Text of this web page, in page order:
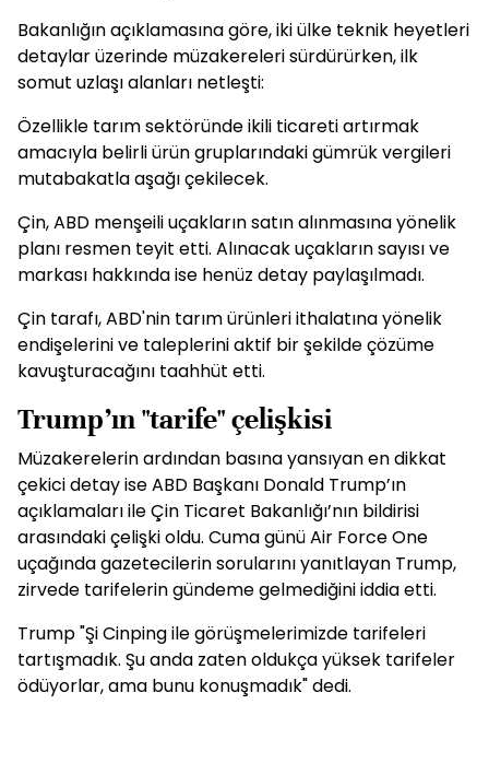
Bakanlığın açıklamasına göre, iki ülke teknik heyetleri
detaylar üzerinde müzakereleri sürdürürken, ilk
somut uzlaşı alanları netleşti:
Özellikle tarım sektöründe ikili ticareti artırmak
amacıyla belirli ürün gruplarındaki gümrük vergileri
mutabakatla aşağı çekilecek.
Çin, ABD menşeili uçakların satın alınmasına yönelik
planı resmen teyit etti. Alınacak uçakların sayısı ve
markası hakkında ise henüz detay paylaşılmadı.
Çin tarafı, ABD'nin tarım ürünleri ithalatına yönelik
endişelerini ve taleplerini aktif bir şekilde çözüme
kavuşturacağını taahhüt etti.
Trump’ın "tarife" çelişkisi
Müzakerelerin ardından basına yansıyan en dikkat
çekici detay ise ABD Başkanı Donald Trump’ın
açıklamaları ile Çin Ticaret Bakanlığı’nın bildirisi
arasındaki çelişki oldu. Cuma günü Air Force One
uçağında gazetecilerin sorularını yanıtlayan Trump,
zirvede tarifelerin gündeme gelmediğini iddia etti.
Trump "Şi Cinping ile görüşmelerimizde tarifeleri
tartışmadık. Şu anda zaten oldukça yüksek tarifeler
ödüyorlar, ama bunu konuşmadık" dedi.